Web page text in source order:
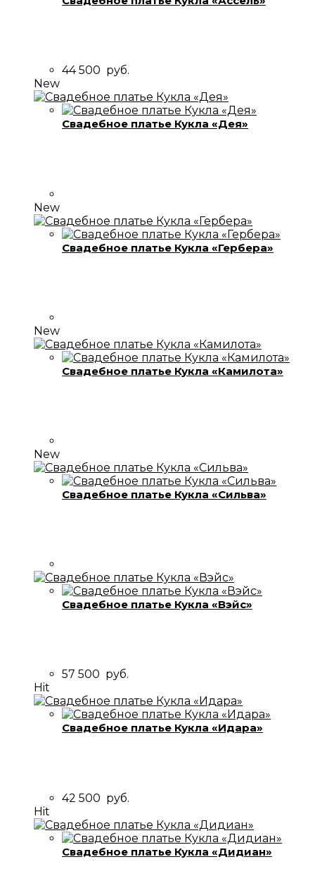
44 500 руб.
New
Свадебное платье Кукла «Дея»
New
Свадебное платье Кукла «Гербера»
New
Свадебное платье Кукла «Камилота»
New
Свадебное платье Кукла «Сильва»
Свадебное платье Кукла «Вэйс»
57 500 руб.
Hit
Свадебное платье Кукла «Идара»
42 500 руб.
Hit
Свадебное платье Кукла «Дидиан»